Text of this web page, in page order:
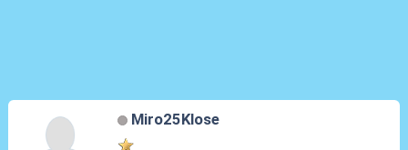
Miro25Klose